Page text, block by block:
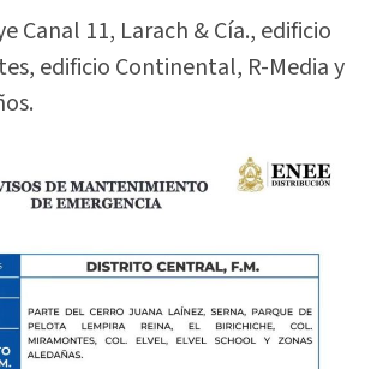
Canal 11, Larach & Cía., edificio
edificio Continental, R-Media y